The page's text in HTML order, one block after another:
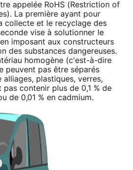
appelée RoHS (Restriction of
La première ayant pour
collecte et le recyclage des
vise à solutionner le
imposant aux constructeurs
des substances dangereuses.
homogène (c'est-à-dire
peuvent pas être séparés
alliages, plastiques, verres,
pas contenir plus de 0,1 % de
de 0,01 % en cadmium.